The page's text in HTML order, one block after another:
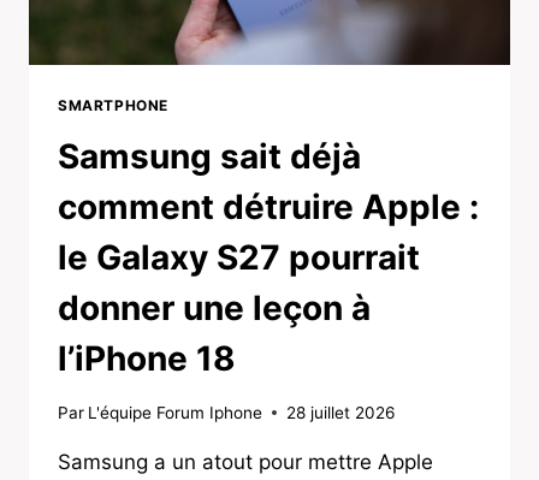
SMARTPHONE
Samsung sait déjà
comment détruire Apple :
le Galaxy S27 pourrait
donner une leçon à
l’iPhone 18
Par L'équipe Forum Iphone 28 juillet 2026
Samsung a un atout pour mettre Apple